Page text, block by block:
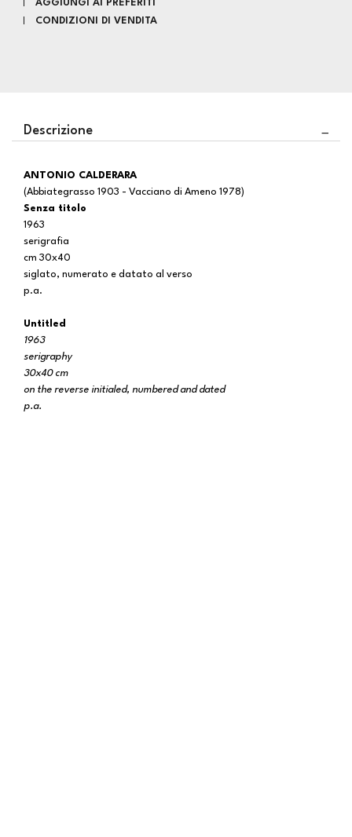
AGGIUNGI AI PREFERITI
CONDIZIONI DI VENDITA
Descrizione
ANTONIO CALDERARA
(Abbiategrasso 1903 - Vacciano di Ameno 1978)
Senza titolo
1963
serigrafia
cm 30x40
siglato, numerato e datato al verso
p.a.
Untitled
1963
serigraphy
30x40 cm
on the reverse initialed, numbered and dated
p.a.